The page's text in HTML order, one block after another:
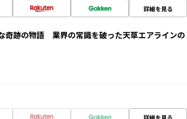
詳細を見る
奇跡の物語 業界の常識を破った天草エアラインの
詳細を見る